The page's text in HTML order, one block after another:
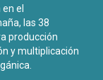
el
las 38
producción
y multiplicación